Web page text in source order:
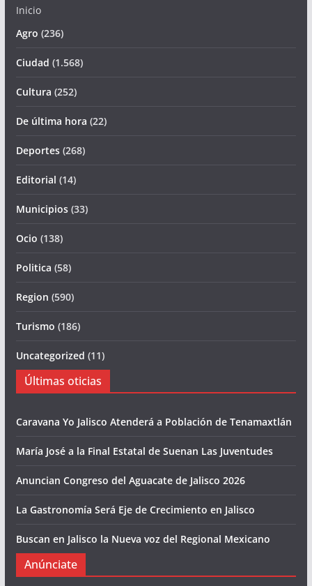
Inicio
Agro (236)
Ciudad (1.568)
Cultura (252)
De última hora (22)
Deportes(268)
Editorial (14)
Municipios(33)
Ocio (138)
Politica (58)
Region (590)
Turismo (186)
Uncategorized (11)
Últimas oticias
Caravana Yo Jalisco Atenderá a Población de Tenamaxtlán
María José a la Final Estatal de Suenan Las Juventudes
Anuncian Congreso del Aguacate de Jalisco 2026
La Gastronomía Será Eje de Crecimiento en Jalisco
Buscan en Jalisco la Nueva voz del Regional Mexicano
Anúnciate